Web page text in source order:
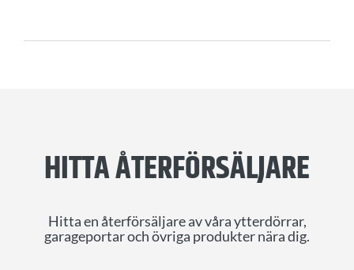
HITTA ÅTERFÖRSÄLJARE
Hitta en återförsäljare av våra ytterdörrar,
garageportar och övriga produkter nära dig.